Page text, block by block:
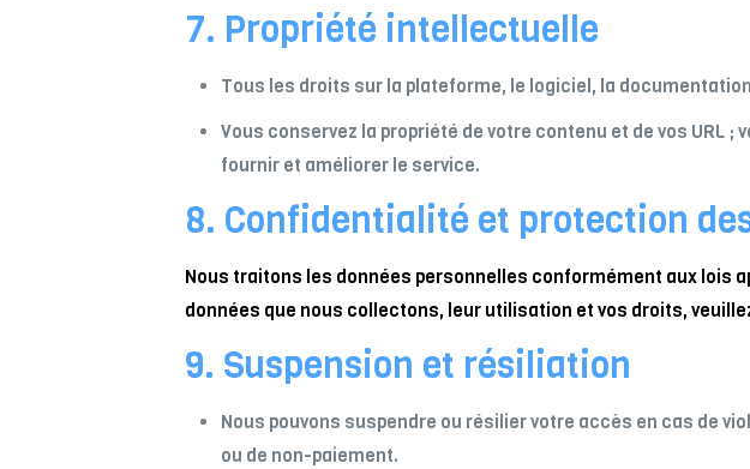
7. Propriété intellectuelle
Tous les droits sur la plateforme, le logiciel, la
Vous conservez la propriété de votre contenu et de vos URL
fournir et améliorer le service.
8. Confidentialité et protection
Nous traitons les données personnelles conformément aux lois
données que nous collectons, leur utilisation et vos droits,
9. Suspension et résiliation
Nous pouvons suspendre ou résilier votre accès en cas de
ou de non-paiement.